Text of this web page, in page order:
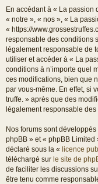
En accédant à « La passion
« notre », « nos », « La
« https://
responsable des conditions
légalement responsable de
utiliser et accéder à « La
conditions à n’importe quel
ces modifications, bien que
par vous-même. En effet, si
truffe. » après que des
légalement responsable
Nos forums sont
phpBB » et « phpBB
déclaré sous la « licence
téléchargé sur le site de
de faciliter les discussions
être tenu comme